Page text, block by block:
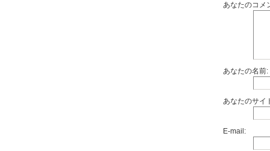
あなたのコメ
あなたの名前:
あなたのサイ
E-mail: